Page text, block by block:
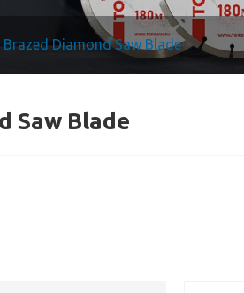
Brazed Diamond Saw Blade
Saw Blade